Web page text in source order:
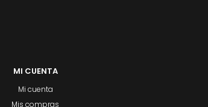
MI CUENTA
Mi cuenta
Mis compras